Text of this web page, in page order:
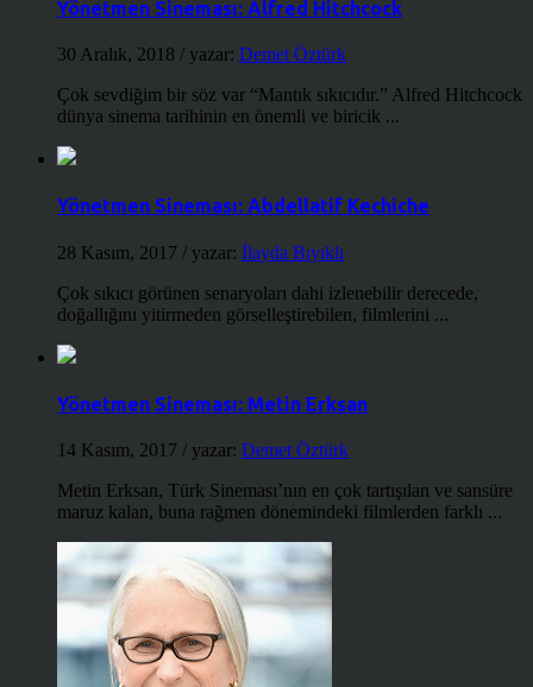
Yönetmen Sineması: Alfred Hitchcock
30 Aralık, 2018 / yazar: Demet Öztürk
Çok sevdiğim bir söz var “Mantık sıkıcıdır.” Alfred Hitchcock
dünya sinema tarihinin en önemli ve biricik ...
Yönetmen Sineması: Abdellatif Kechiche
28 Kasım, 2017 / yazar: İlayda Bıyıklı
Çok sıkıcı görünen senaryoları dahi izlenebilir derecede,
doğallığını yitirmeden görselleştirebilen, filmlerini ...
Yönetmen Sineması: Metin Erksan
14 Kasım, 2017 / yazar: Demet Öztürk
Metin Erksan, Türk Sineması’nın en çok tartışılan ve sansüre
maruz kalan, buna rağmen dönemindeki filmlerden farklı ...